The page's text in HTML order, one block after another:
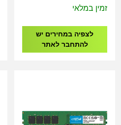
3200MHz
זמין במלאי
לצפיה במחירים יש
להתחבר לאתר